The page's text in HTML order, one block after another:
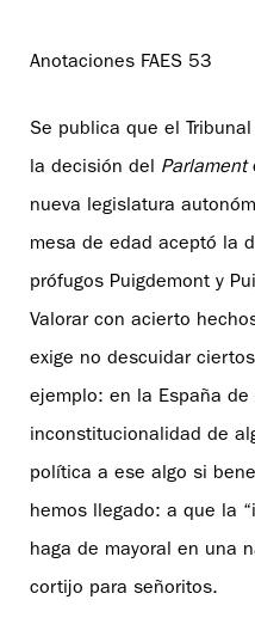
Anotaciones FAES 53
Se publica que el
la decisión del Parlament
nueva legislatura
mesa de edad aceptó la
prófugos Puigdemont y
Valorar con acierto
exige no descuidar
ejemplo: en la España de
inconstitucionalidad de
política a ese algo si
hemos llegado: a que la
haga de mayoral en una
cortijo para señoritos.